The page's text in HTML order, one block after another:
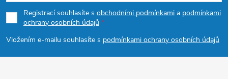
p
a
t
Registrací souhlasíte s obchodními podmínkami a podmínkami
ochrany osobních údajů
Vložením e-mailu souhlasíte s podmínkami ochrany osobních údajů